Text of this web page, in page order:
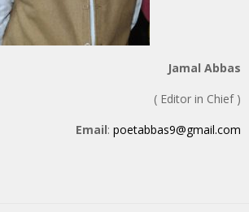
Jamal Abbas
( Editor in Chief )
Email: poetabbas9@gmail.com